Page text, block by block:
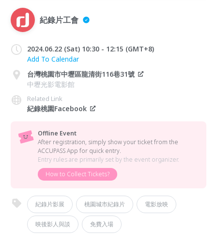
紀錄片工會
2024.06.22 (Sat) 10:30 - 12:15 (GMT+8)
Add To Calendar
台灣桃園市中壢區龍清街116巷31號
中壢光影電影館
Related Link
紀錄桃園Facebook
Offline Event
After registration, simply show your ticket from the
ACCUPASS App for quick entry.
Entry rules are primarily set by the event organizer.
How to Collect Tickets?
紀錄片影展 桃園城市紀錄片 電影放映
映後影人與談 免費入場